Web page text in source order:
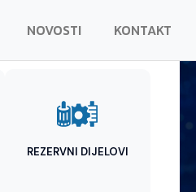
NOVOSTI KONTAKT
REZERVNI DIJELOVI